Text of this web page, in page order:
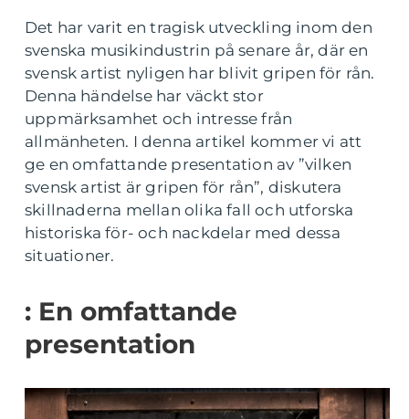
Det har varit en tragisk utveckling inom den
svenska musikindustrin på senare år, där en
svensk artist nyligen har blivit gripen för rån.
Denna händelse har väckt stor
uppmärksamhet och intresse från
allmänheten. I denna artikel kommer vi att
ge en omfattande presentation av ”vilken
svensk artist är gripen för rån”, diskutera
skillnaderna mellan olika fall och utforska
historiska för- och nackdelar med dessa
situationer.
: En omfattande
presentation